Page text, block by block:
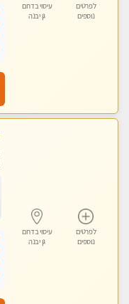
לפרטים
נוספים
עיסוי בדרום
גן יבנה
לפרטים
נוספים
עיסוי בדרום
גן יבנה